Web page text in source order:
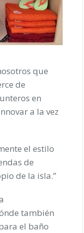
que
de
en
a la vez
el estilo
de
de la isla.”
también
el baño